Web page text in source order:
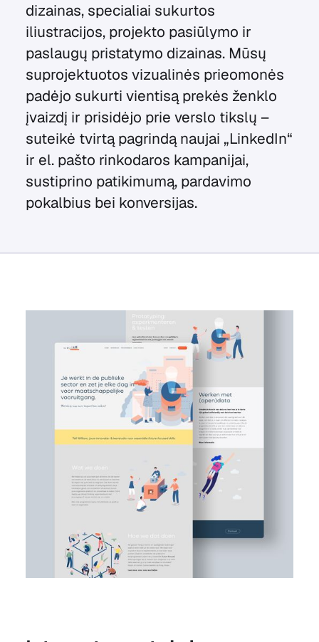
dizainas, specialiai sukurtos
iliustracijos, projekto pasiūlymo ir
paslaugų pristatymo dizainas. Mūsų
suprojektuotos vizualinės prieomonės
padėjo sukurti vientisą prekės ženklo
įvaizdį ir prisidėjo prie verslo tikslų –
suteikė tvirtą pagrindą naujai „LinkedIn“
ir el. pašto rinkodaros kampanijai,
sustiprino patikimumą, pardavimo
pokalbius bei konversijas.